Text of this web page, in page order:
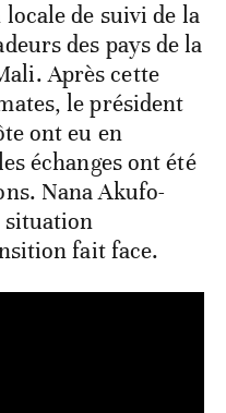
de suivi de la
des pays de la
Après cette
le président
ont eu en
échanges ont été
Nana Akufo-
situation
fait face.